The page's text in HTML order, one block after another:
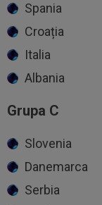
Spania
Croația
Italia
Albania
Grupa C
Slovenia
Danemarca
Serbia